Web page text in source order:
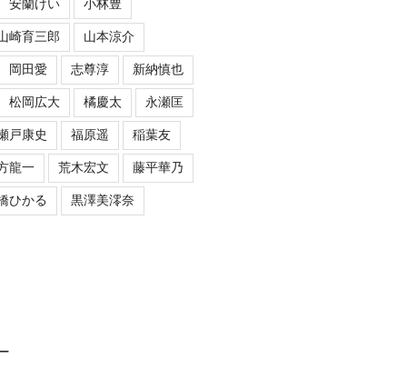
安蘭けい 小林豊
崎育三郎 山本涼介
岡田愛 志尊淳 新納慎也
松岡広大 橘慶太 永瀬匡
戸康史 福原遥 稲葉友
龍一 荒木宏文 藤平華乃
ひかる 黒澤美澪奈